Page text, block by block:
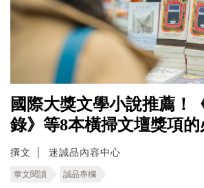
國際大獎文學小說推薦！
錄》等8本橫掃文壇獎項
撰文 迷誠品內容中心
華文閱讀 誠品專欄